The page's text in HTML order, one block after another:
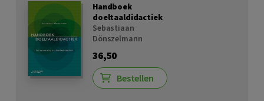
Handboek
doeltaaldidactiek
Sebastiaan
Dönszelmann
36,50
Bestellen